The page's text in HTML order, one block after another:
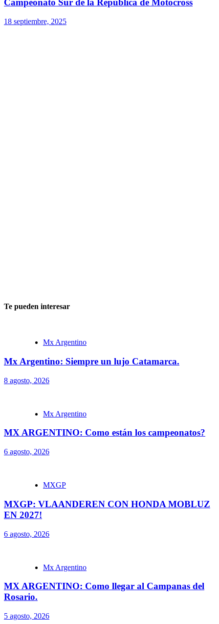
Campeonato Sur de la República de Motocross
18 septiembre, 2025
Te pueden interesar
Mx Argentino
Mx Argentino: Siempre un lujo Catamarca.
8 agosto, 2026
Mx Argentino
MX ARGENTINO: Como están los campeonatos?
6 agosto, 2026
MXGP
MXGP: VLAANDEREN CON HONDA MOBLUZ
EN 2027!
6 agosto, 2026
Mx Argentino
MX ARGENTINO: Como llegar al Campanas del
Rosario.
5 agosto, 2026